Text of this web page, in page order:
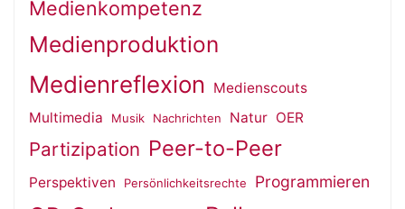
Medienkompetenz
Medienproduktion
Medienreflexion Medienscouts
Multimedia
Musik Nachrichten Natur OER
Partizipation Peer-to-Peer
Perspektiven Persönlichkeitsrechte Programmieren